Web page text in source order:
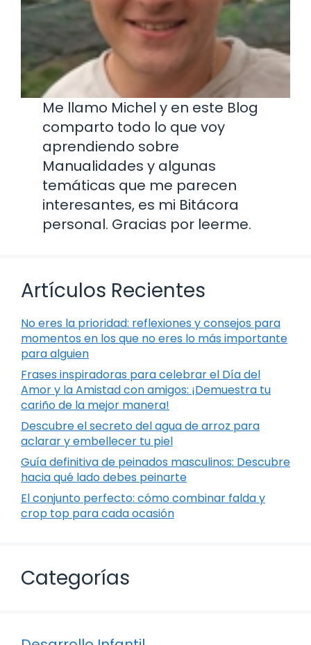
Me llamo Michel y en este Blog
comparto todo lo que voy
aprendiendo sobre
Manualidades y algunas
temáticas que me parecen
interesantes, es mi Bitácora
personal. Gracias por leerme.
Artículos Recientes
No eres la prioridad: reflexiones y consejos para
momentos en los que no eres lo más importante
para alguien
Frases inspiradoras para celebrar el Día del
Amor y la Amistad con amigos: ¡Demuestra tu
cariño de la mejor manera!
Descubre el secreto del agua de arroz para
aclarar y embellecer tu piel
Guía definitiva de peinados masculinos: Descubre
hacia qué lado debes peinarte
El conjunto perfecto: cómo combinar falda y
crop top para cada ocasión
Categorías